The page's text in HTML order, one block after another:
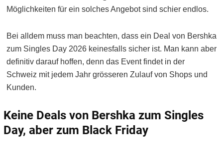
Möglichkeiten für ein solches Angebot sind schier endlos.
Bei alldem muss man beachten, dass ein Deal von Bershka
zum Singles Day 2026 keinesfalls sicher ist. Man kann aber
definitiv darauf hoffen, denn das Event findet in der
Schweiz mit jedem Jahr grösseren Zulauf von Shops und
Kunden.
Keine Deals von Bershka zum Singles
Day, aber zum Black Friday